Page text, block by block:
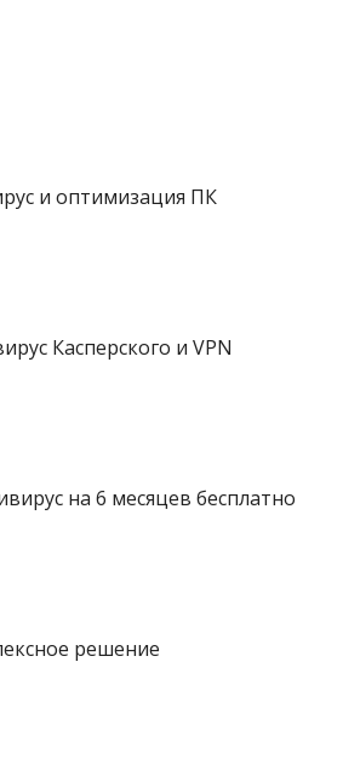
и оптимизация ПК
Касперского и VPN
на 6 месяцев бесплатно
решение